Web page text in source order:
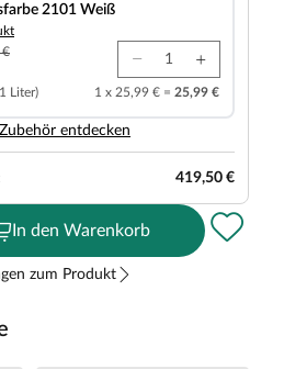
2101 Weiß
€
Liter) 1 x 25,99 € = 25,99 €
entdecken
419,50 €
In den Warenkorb
zum Produkt